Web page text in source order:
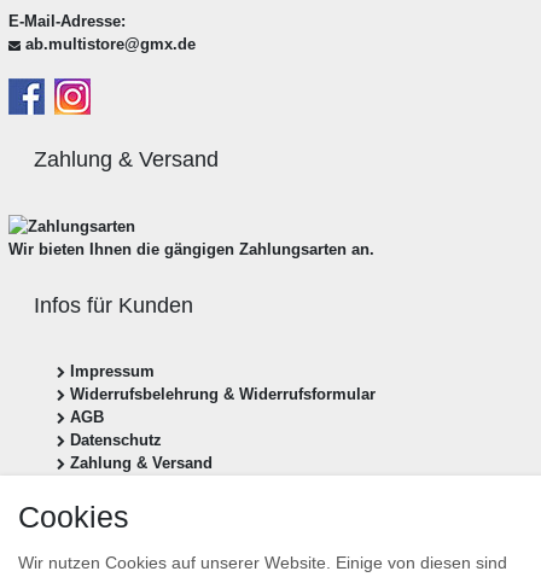
E-Mail-Adresse:
ab.multistore@gmx.de
Zahlung & Versand
Wir bieten Ihnen die gängigen Zahlungsarten an.
Infos für Kunden
Impressum
Widerrufsbelehrung & Widerrufsformular
AGB
Datenschutz
Zahlung & Versand
Newsletter anmelden
Cookies
Wir nutzen Cookies auf unserer Website. Einige von diesen sind